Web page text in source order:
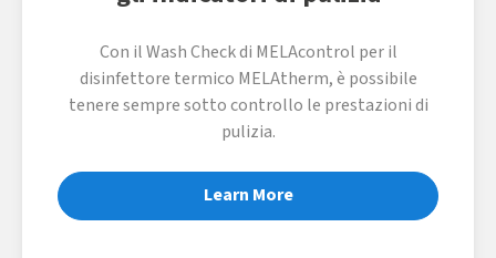
Con il Wash Check di MELAcontrol per il
disinfettore termico MELAtherm, è possibile
tenere sempre sotto controllo le prestazioni di
pulizia.
Learn More